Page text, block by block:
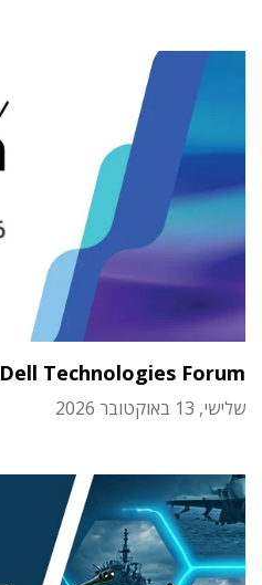
Dell Technologies Forum
שלישי, 13 באוקטובר 2026